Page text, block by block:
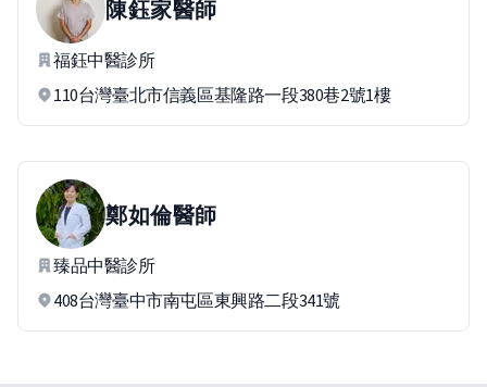
陳鈺家醫師
福鈺中醫診所
110台灣臺北市信義區基隆路一段380巷2號1樓
鄭如倫醫師
臻品中醫診所
408台灣臺中市南屯區東興路二段341號